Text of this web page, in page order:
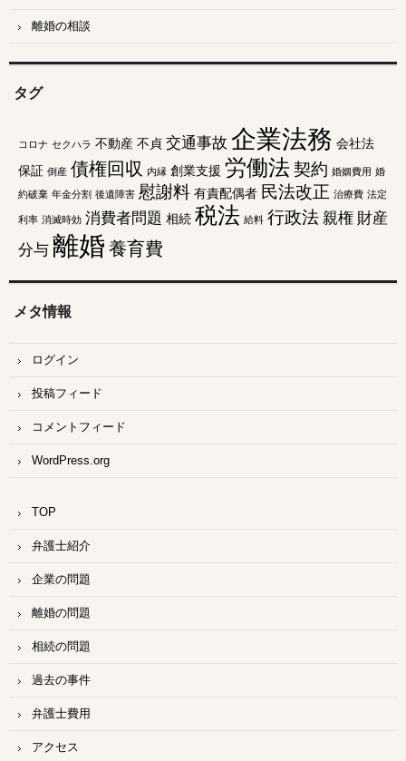
離婚の相談
タグ
コロナ セクハラ 不動産 不貞 交通事故 企業法務 会社法
保証 倒産 債権回収 内縁 創業支援 労働法契約 婚姻費用 婚
約破棄 年金分割 後遺障害 慰謝料 有責配偶者 民法改正 治療費 法定
利率 消滅時効 消費者問題 相続 税法 給料 行政法 親権 財産
分与 離婚 養育費
メタ情報
ログイン
投稿フィード
コメントフィード
WordPress.org
TOP
弁護士紹介
企業の問題
離婚の問題
相続の問題
過去の事件
弁護士費用
アクセス